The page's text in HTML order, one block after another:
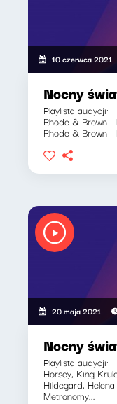
10 czerwca 2021
Nocny
Playlista audycji:
Rhode & Brown -
Rhode & Brown -
20 maja 2021
Nocny
Playlista audycji:
Horsey, King
Hildegard,
Metronomy...